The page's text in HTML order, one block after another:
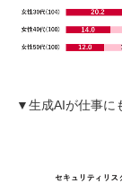
▼生成AIが仕事